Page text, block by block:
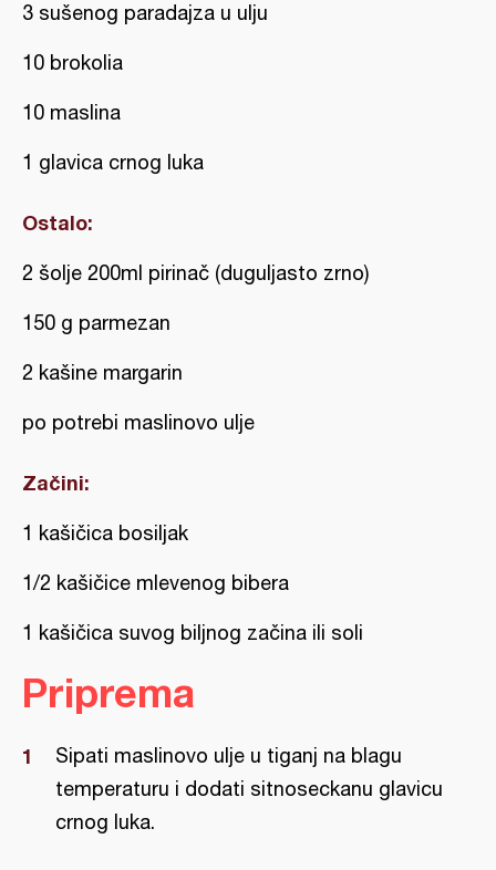
3 sušenog paradajza u ulju
10 brokolia
10 maslina
1 glavica crnog luka
Ostalo:
2 šolje 200ml pirinač (duguljasto zrno)
150 g parmezan
2 kašine margarin
po potrebi maslinovo ulje
Začini:
1 kašičica bosiljak
1/2 kašičice mlevenog bibera
1 kašičica suvog biljnog začina ili soli
Priprema
Sipati maslinovo ulje u tiganj na blagu
temperaturu i dodati sitnoseckanu glavicu
crnog luka.